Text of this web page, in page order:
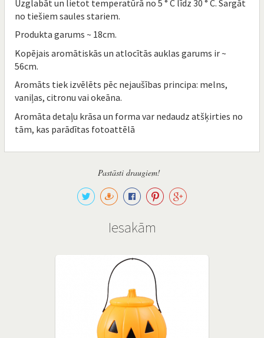
Uzglabāt un lietot temperatūrā no 5 ° C līdz 30 ° С. Sargāt
no tiešiem saules stariem.
Produkta garums ~ 18cm.
Kopējais aromātiskās un atlocītās auklas garums ir ~
56cm.
Aromāts tiek izvēlēts pēc nejaušības principa: melns,
vaniļas, citronu vai okeāna.
Aromāta detaļu krāsa un forma var nedaudz atšķirties no
tām, kas parādītas fotoattēlā
Pastāsti draugiem!
Iesakām